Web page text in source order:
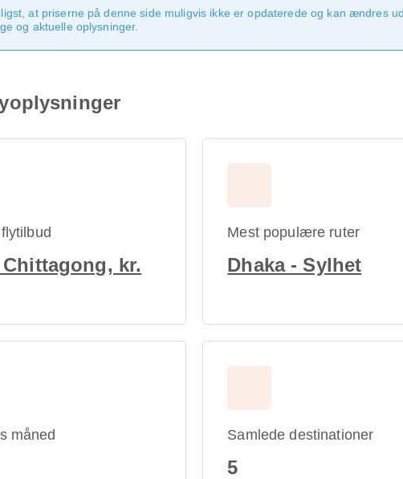
at priserne på denne side muligvis ikke er opdaterede og kan ændres
og aktuelle oplysninger.
Chittagong, kr.
Mest populære ruter
Dhaka - Sylhet
måned Samlede destinationer
5